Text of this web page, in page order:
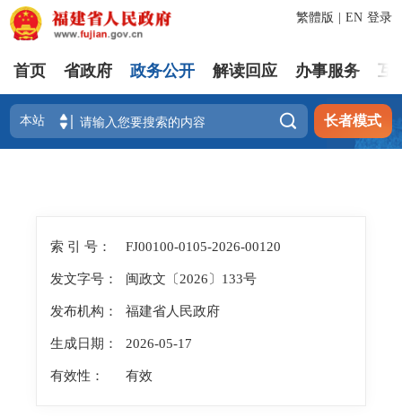
登录
繁體版 EN
首页 省政府 政务公开 解读回应 办事服务 互
 长者模式
索 引 号： FJ00100-0105-2026-00120
发文字号： 闽政文〔2026〕133号
发布机构： 福建省人民政府
生成日期： 2026-05-17
有效性： 有效